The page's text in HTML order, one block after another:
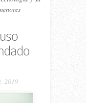
2019